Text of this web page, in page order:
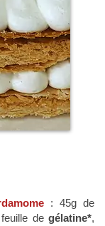
: 45g de
de gélatine*,